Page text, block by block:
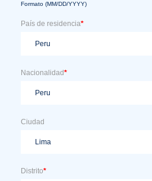
Formato (MM/DD/YYYY)
País de residencia*
Nacionalidad*
Ciudad
Distrito*